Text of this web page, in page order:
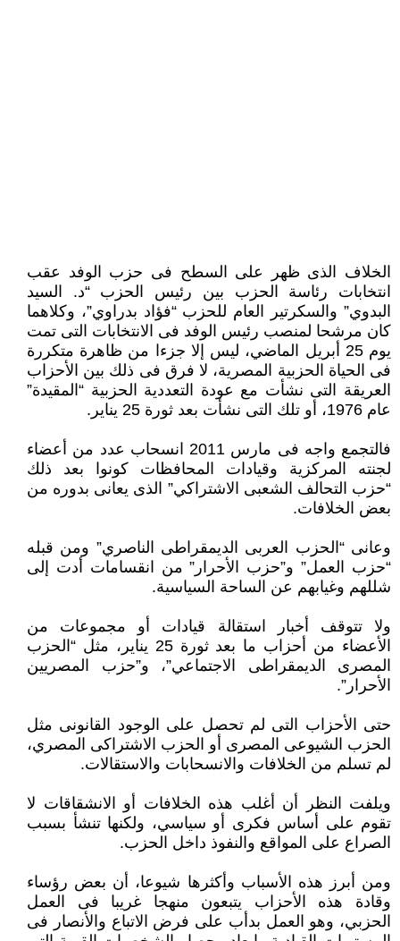
الخلاف الذى ظهر على السطح فى حزب الوفد عقب
انتخابات رئاسة الحزب بين رئيس الحزب “د. السيد
البدوي” والسكرتير العام للحزب “فؤاد بدراوي”، وكلاهما
كان مرشحا لمنصب رئيس الوفد فى الانتخابات التى تمت
يوم 25 أبريل الماضي، ليس إلا جزءا من ظاهرة متكررة
فى الحياة الحزبية المصرية، لا فرق فى ذلك بين الأحزاب
العريقة التى نشأت مع عودة التعددية الحزبية “المقيدة”
عام 1976، أو تلك التى نشأت بعد ثورة 25 يناير.
فالتجمع واجه فى مارس 2011 انسحاب عدد من أعضاء
لجنته المركزية وقيادات المحافظات كونوا بعد ذلك
“حزب التحالف الشعبى الاشتراكي” الذى يعانى بدوره من
بعض الخلافات.
وعانى “الحزب العربى الديمقراطى الناصري” ومن قبله
“حزب العمل” و”حزب الأحرار” من انقسامات أدت إلى
شللهم وغيابهم عن الساحة السياسية.
ولا تتوقف أخبار استقالة قيادات أو مجموعات من
الأعضاء من أحزاب ما بعد ثورة 25 يناير، مثل “الحزب
المصرى الديمقراطى الاجتماعي”، و”حزب المصريين
الأحرار”.
حتى الأحزاب التى لم تحصل على الوجود القانونى مثل
الحزب الشيوعى المصرى أو الحزب الاشتراكى المصري،
لم تسلم من الخلافات والانسحابات والاستقالات.
ويلفت النظر أن أغلب هذه الخلافات أو الانشقاقات لا
تقوم على أساس فكرى أو سياسي، ولكنها تنشأ بسبب
الصراع على المواقع والنفوذ داخل الحزب.
ومن أبرز هذه الأسباب وأكثرها شيوعا، أن بعض رؤساء
وقادة هذه الأحزاب يتبعون منهجا غريبا فى العمل
الحزبي، وهو العمل بدأب على فرض الاتباع والأنصار فى